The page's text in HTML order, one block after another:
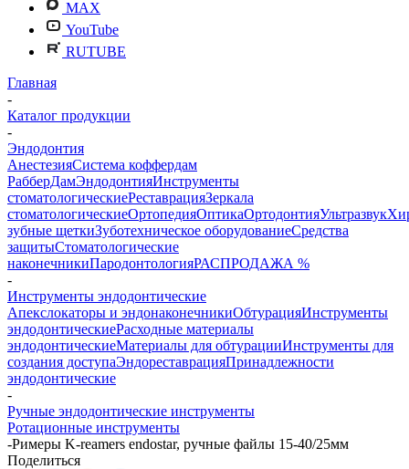
MAX
YouTube
RUTUBE
Главная
-
Каталог продукции
-
Эндодонтия
АнестезияСистема коффердам
РабберДамЭндодонтияИнструменты
стоматологическиеРеставрацияЗеркала
стоматологическиеОртопедияОптикаОртодонтияУльтразвук
зубные щеткиЗуботехническое оборудованиеСредства
защитыСтоматологические
наконечникиПародонтологияРАСПРОДАЖА %
-
Инструменты эндодонтические
Апекслокаторы и эндонаконечникиОбтурацияИнструменты
эндодонтическиеРасходные материалы
эндодонтическиеМатериалы для обтурацииИнструменты для
создания доступаЭндореставрацияПринадлежности
эндодонтические
-
Ручные эндодонтические инструменты
Ротационные инструменты
-Римеры K-reamers endostar, ручные файлы 15-40/25мм
Поделиться